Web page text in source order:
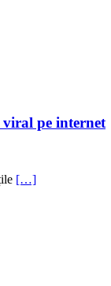
viral pe internet
[…]